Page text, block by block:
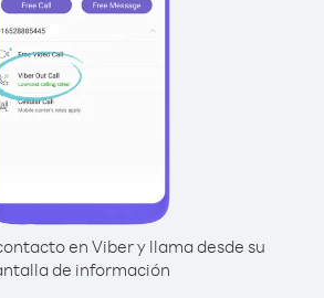
en Viber y llama desde su
de información